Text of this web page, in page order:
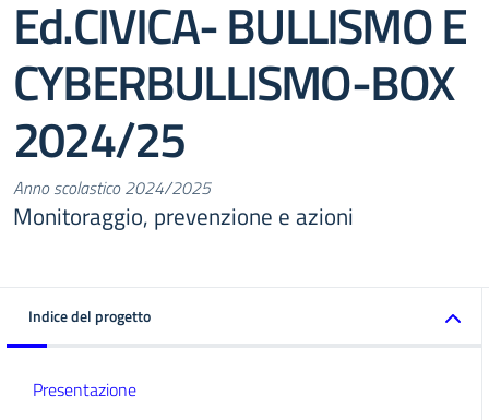
Ed.CIVICA- BULLISMO E
CYBERBULLISMO-BOX
2024/25
Anno scolastico 2024/2025
Monitoraggio, prevenzione e azioni
Indice del progetto
Presentazione